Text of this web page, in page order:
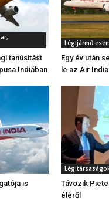
tanúsítást
Indiában
Légijármű
Egy év után
le az Air
is
Távozik
éléről